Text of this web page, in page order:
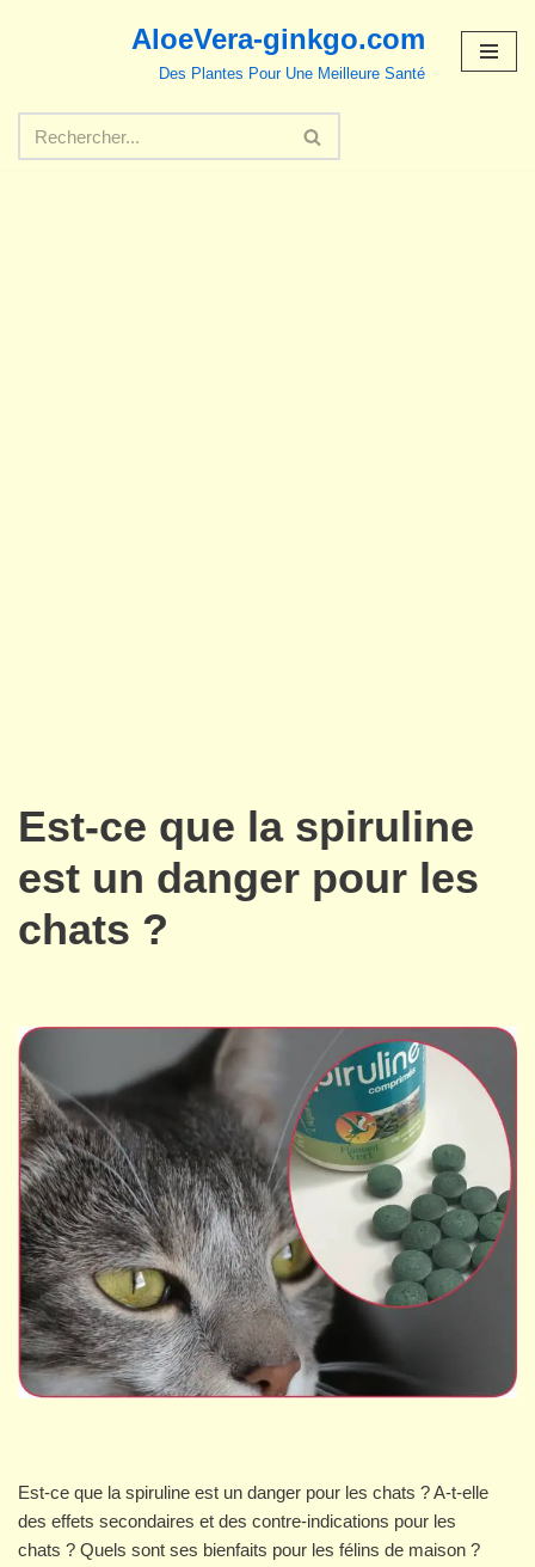
contenu
AloeVera-ginkgo.com
Des Plantes Pour Une Meilleure Santé
Est-ce que la spiruline
est un danger pour les
chats ?
Est-ce que la spiruline est un danger pour les chats ? A-t-elle
des effets secondaires et des contre-indications pour les
chats ? Quels sont ses bienfaits pour les félins de maison ?